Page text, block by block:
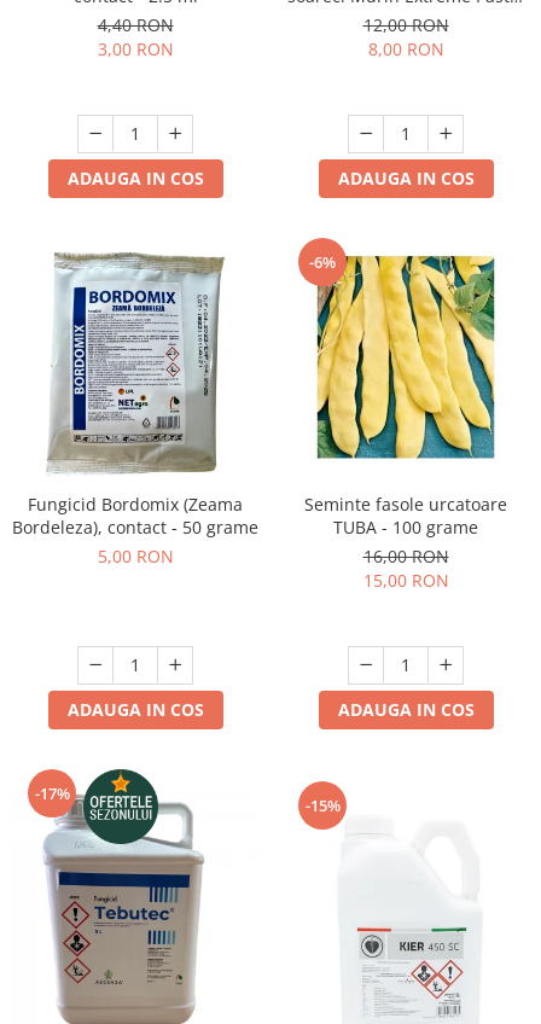
4,40 RON
3,00 RON
ADAUGA IN COS
150 grame
12,00 RON
8,00 RON
ADAUGA IN COS
Fungicid Bordomix (Zeama
Bordeleza), contact - 50 grame
5,00 RON
ADAUGA IN COS
-6%
Seminte fasole urcatoare
TUBA - 100 grame
16,00 RON
15,00 RON
ADAUGA IN COS
-17%
-15%